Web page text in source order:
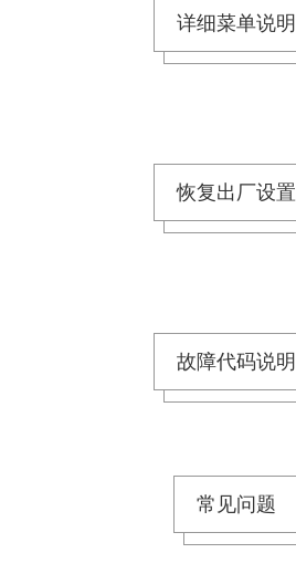
详细菜单说明
恢复出厂设置
故障代码说明
常见问题